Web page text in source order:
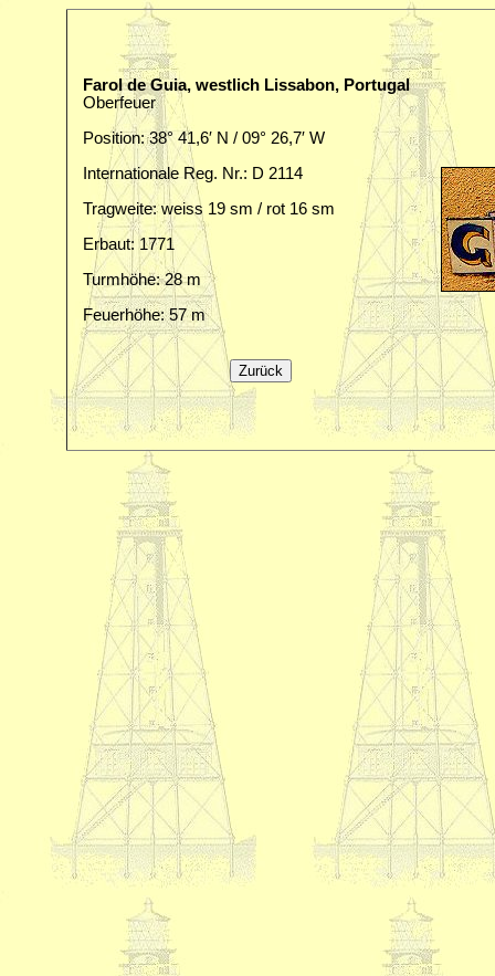
Farol de Guia, westlich Lissabon, Portugal
Oberfeuer
Position: 38° 41,6′ N / 09° 26,7′ W
Internationale Reg. Nr.: D 2114
Tragweite: weiss 19 sm / rot 16 sm
Erbaut: 1771
Turmhöhe: 28 m
Feuerhöhe: 57 m